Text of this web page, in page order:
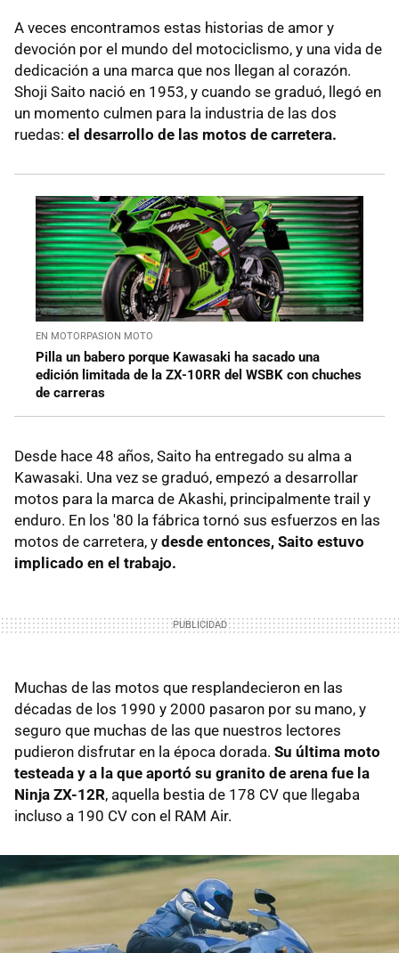
A veces encontramos estas historias de amor y
devoción por el mundo del motociclismo, y una vida de
dedicación a una marca que nos llegan al corazón.
Shoji Saito nació en 1953, y cuando se graduó, llegó en
un momento culmen para la industria de las dos
ruedas: el desarrollo de las motos de carretera.
EN MOTORPASION MOTO
Pilla un babero porque Kawasaki ha sacado una
edición limitada de la ZX-10RR del WSBK con chuches
de carreras
Desde hace 48 años, Saito ha entregado su alma a
Kawasaki. Una vez se graduó, empezó a desarrollar
motos para la marca de Akashi, principalmente trail y
enduro. En los '80 la fábrica tornó sus esfuerzos en las
motos de carretera, y desde entonces, Saito estuvo
implicado en el trabajo.
Muchas de las motos que resplandecieron en las
décadas de los 1990 y 2000 pasaron por su mano, y
seguro que muchas de las que nuestros lectores
pudieron disfrutar en la época dorada. Su última moto
testeada y a la que aportó su granito de arena fue la
Ninja ZX-12R, aquella bestia de 178 CV que llegaba
incluso a 190 CV con el RAM Air.